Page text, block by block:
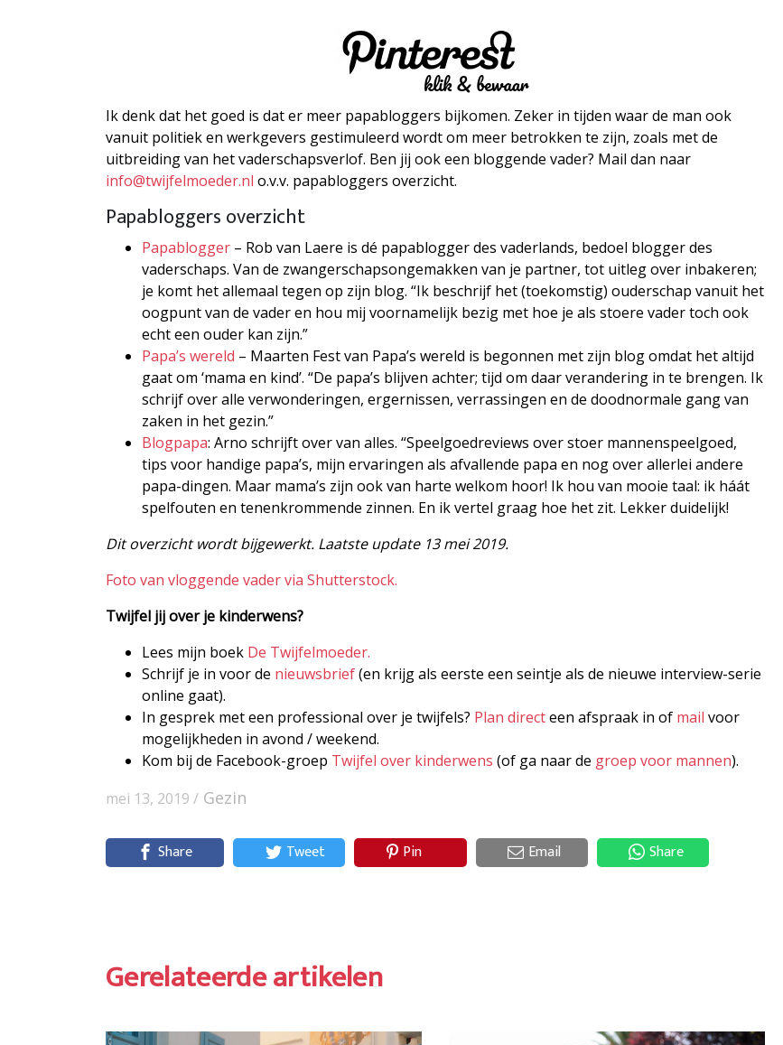
Ik denk dat het goed is dat er meer papabloggers bijkomen. Zeker in tijden waar de man ook
vanuit politiek en werkgevers gestimuleerd wordt om meer betrokken te zijn, zoals met de
uitbreiding van het vaderschapsverlof. Ben jij ook een bloggende vader? Mail dan naar
info@twijfelmoeder.nl o.v.v. papabloggers overzicht.
Papabloggers overzicht
Papablogger – Rob van Laere is dé papablogger des vaderlands, bedoel blogger des
vaderschaps. Van de zwangerschapsongemakken van je partner, tot uitleg over inbakeren;
je komt het allemaal tegen op zijn blog. “Ik beschrijf het (toekomstig) ouderschap vanuit het
oogpunt van de vader en hou mij voornamelijk bezig met hoe je als stoere vader toch ook
echt een ouder kan zijn.”
Papa’s wereld – Maarten Fest van Papa’s wereld is begonnen met zijn blog omdat het altijd
gaat om ‘mama en kind’. “De papa’s blijven achter; tijd om daar verandering in te brengen. Ik
schrijf over alle verwonderingen, ergernissen, verrassingen en de doodnormale gang van
zaken in het gezin.”
Blogpapa: Arno schrijft over van alles. “Speelgoedreviews over stoer mannenspeelgoed,
tips voor handige papa’s, mijn ervaringen als afvallende papa en nog over allerlei andere
papa-dingen. Maar mama’s zijn ook van harte welkom hoor! Ik hou van mooie taal: ik háát
spelfouten en tenenkrommende zinnen. En ik vertel graag hoe het zit. Lekker duidelijk!
Dit overzicht wordt bijgewerkt. Laatste update 13 mei 2019.
Foto van vloggende vader via Shutterstock.
Twijfel jij over je kinderwens?
Lees mijn boek De Twijfelmoeder.
Schrijf je in voor de nieuwsbrief(en krijg als eerste een seintje als de nieuwe interview-serie
online gaat).
In gesprek met een professional over je twijfels? Plan directeen afspraak in of mail voor
mogelijkheden in avond / weekend.
Kom bij de Facebook-groep Twijfel over kinderwens (of ga naar de groep voor mannen).
mei 13, 2019 / Gezin
Share Tweet Pin Email Share
Gerelateerde artikelen